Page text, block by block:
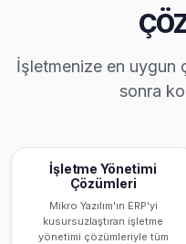
İşletmenize en uygun
sonra
İşletme Yönetimi
Çözümleri
Mikro Yazılım'ın ERP'yi
kusursuzlaştıran işletme
yönetimi çözümleriyle tüm